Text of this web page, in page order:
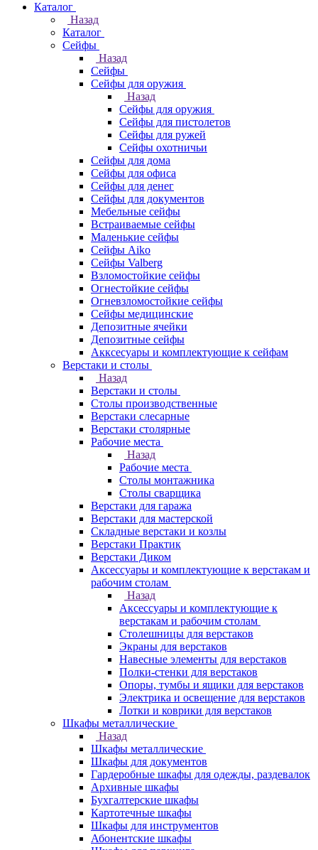
Каталог
Назад
Каталог
Cейфы
Назад
Cейфы
Cейфы для оружия
Назад
Cейфы для оружия
Сейфы для пистолетов
Сейфы для ружей
Сейфы охотничьи
Cейфы для дома
Cейфы для офиса
Сейфы для денег
Сейфы для документов
Мебельные сейфы
Встраиваемые сейфы
Маленькие сейфы
Сейфы Aiko
Сейфы Valberg
Взломостойкие сейфы
Огнестойкие сейфы
Огневзломостойкие сейфы
Сейфы медицинские
Депозитные ячейки
Депозитные сейфы
Акксесуары и комплектующие к сейфам
Верстаки и столы
Назад
Верстаки и столы
Столы производственные
Верстаки слесарные
Верстаки столярные
Рабочие места
Назад
Рабочие места
Столы монтажника
Столы сварщика
Верстаки для гаража
Верстаки для мастерской
Складные верстаки и козлы
Верстаки Практик
Верстаки Диком
Аксессуары и комплектующие к верстакам и
рабочим столам
Назад
Аксессуары и комплектующие к
верстакам и рабочим столам
Столешницы для верстаков
Экраны для верстаков
Навесные элементы для верстаков
Полки-стенки для верстаков
Опоры, тумбы и ящики для верстаков
Электрика и освещение для верстаков
Лотки и коврики для верстаков
Шкафы металлические
Назад
Шкафы металлические
Шкафы для документов
Гардеробные шкафы для одежды, раздевалок
Архивные шкафы
Бухгалтерские шкафы
Картотечные шкафы
Шкафы для инструментов
Абонентские шкафы